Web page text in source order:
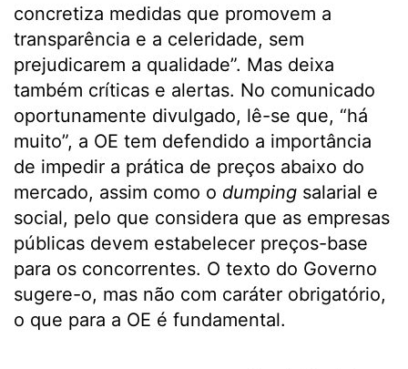
concretiza medidas que promovem a
transparência e a celeridade, sem
prejudicarem a qualidade”. Mas deixa
também críticas e alertas. No comunicado
oportunamente divulgado, lê-se que, “há
muito”, a OE tem defendido a importância
de impedir a prática de preços abaixo do
mercado, assim como o dumping salarial e
social, pelo que considera que as empresas
públicas devem estabelecer preços-base
para os concorrentes. O texto do Governo
sugere-o, mas não com caráter obrigatório,
o que para a OE é fundamental.